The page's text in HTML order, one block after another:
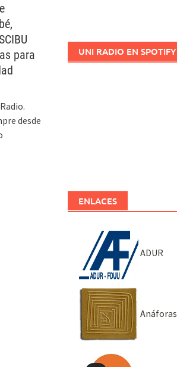
para
desde
UNI RADIO EN SPOTIFY
ENLACES
ADUR
Anáforas